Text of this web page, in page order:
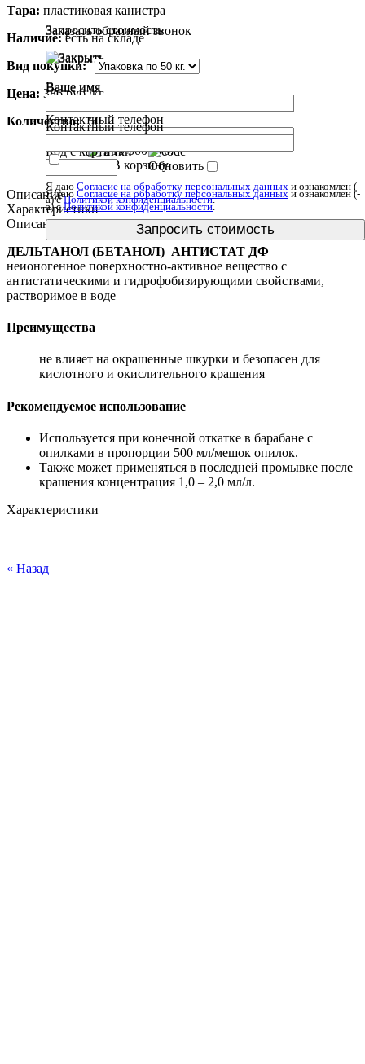
Заказать обратный звонок
Ваше имя
Контактный телефон
Код с картинки
Обновить
Я даю Согласие на обработку персональных данных и ознакомлен (-
а) cПолитикой конфиденциальности.
Запросить стоимость
Ваше имя
Контактный телефон
Я даю Согласие на обработку персональных данных и ознакомлен (-
а) cПолитикой конфиденциальности.
Тара: пластиковая канистра
Наличие:есть на складе
Вид покупки:
Цена: 386 руб./кг.
Количество: 50
Сумма:
19 300 руб.
В корзину
Описание
Характеристики
Описание
ДЕЛЬТАНОЛ (БЕТАНОЛ) АНТИСТАТ ДФ –
неионогенное поверхностно-активное вещество с
антистатическими и гидрофобизирующими свойствами,
растворимое в воде
Преимущества
не влияет на окрашенные шкурки и безопасен для
кислотного и окислительного крашения
Рекомендуемое использование
Используется при конечной откатке в барабане с
опилками в пропорции 500 мл/мешок опилок.
Также может применяться в последней промывке после
крашения концентрация 1,0 – 2,0 мл/л.
Характеристики
« Назад